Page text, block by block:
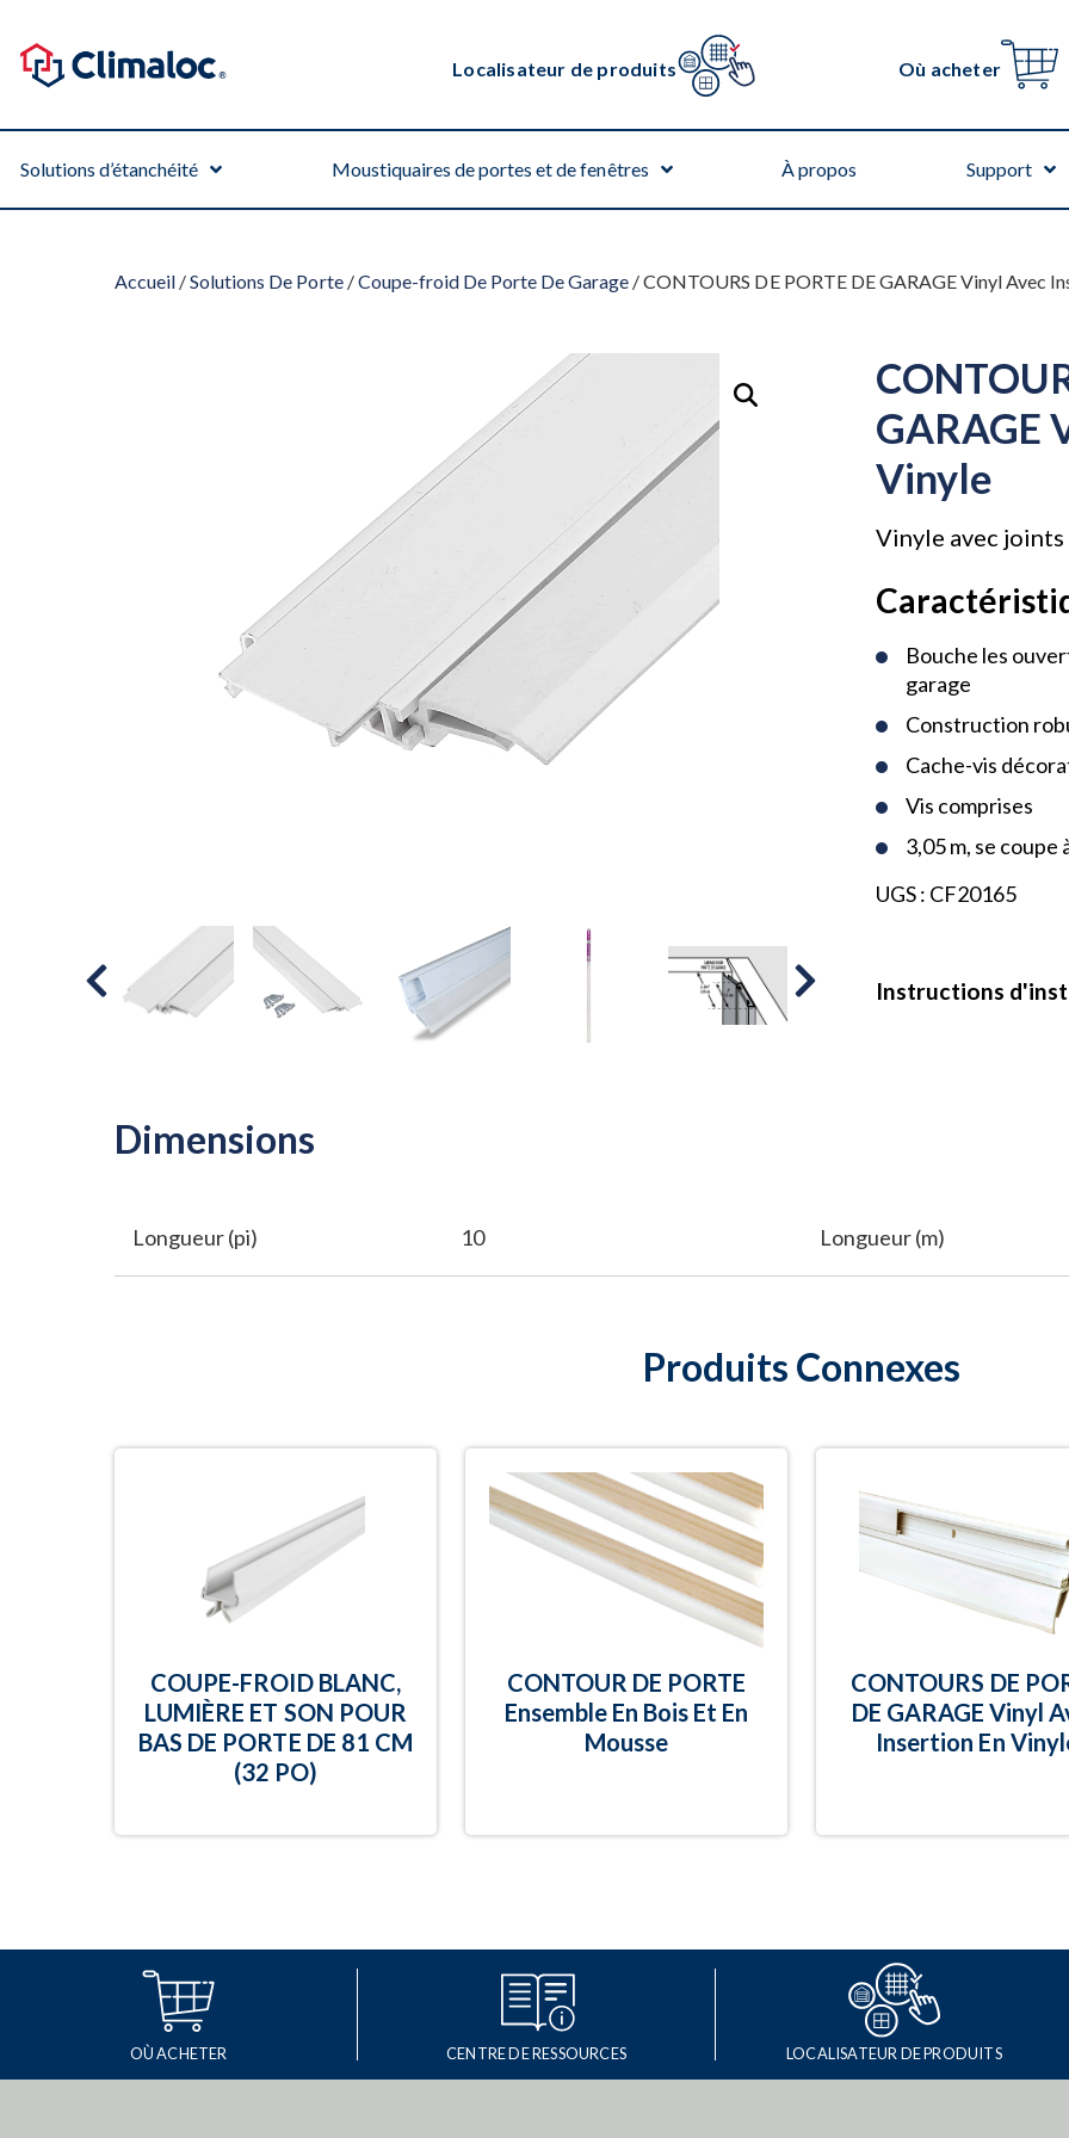
Localisateur de produits Où acheter
Solutions d’étanchéité Moustiquaires de portes et de fenêtres À propos Support
Accueil /Solutions De Porte/Coupe-froid De Porte De Garage / CONTOURS DE PORTE DE GARAGE Vinyl Avec
GARAGE
Vinyle
Vinyle avec
Bouche les
garage
Construction
Cache-vis
Vis comprises
3,05 m, se
UGS : CF20165
Instructions
Dimensions
Longueur (pi) 10 Longueur (m)
Produits Connexes
COUPE-FROID BLANC,
LUMIÈRE ET SON POUR
BAS DE PORTE DE 81 CM
(32 PO)
CONTOUR DE PORTE
Ensemble En Bois Et En
Mousse
CONTOURS DE
DE GARAGE Vinyl
Insertion En
OÙ ACHETER CENTRE DE RESSOURCES LOCALISATEUR DE PRODUITS